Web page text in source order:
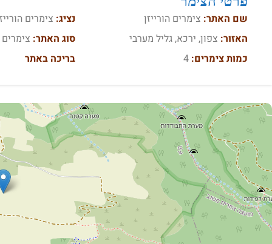
שם האתר: צימרים הורייזן נציג: צימרים
האזור: צפון, ירכא, גליל מערבי סוג האתר: צימרים
כמות צימרים: 4 בריכה באתר